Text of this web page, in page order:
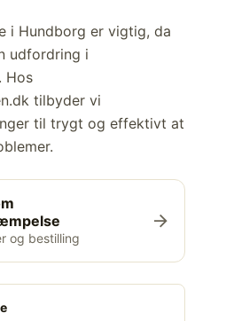
i Hundborg er vigtig, da
udfordring i
Hos
tilbyder vi
til trygt og effektivt at
og bestilling
arrow_forward